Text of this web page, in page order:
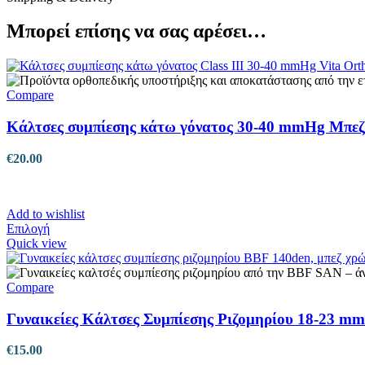
Μπορεί επίσης να σας αρέσει…
Compare
Κάλτσες συμπίεσης κάτω γόνατος 30-40 mmHg Mπεζ
€20.00
Add to wishlist
ΕπιλογήΑυτό
το
προϊόν
έχει
πολλαπλές
Οι
επιλογές
Quick view
Compare
Γυναικείες Κάλτσες Συμπίεσης Ριζομηρίου 18-23
€15.00